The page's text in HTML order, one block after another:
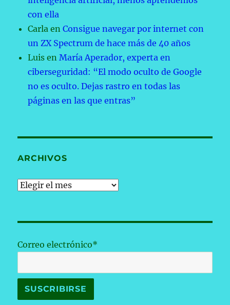
con ella
Carla enConsigue navegar por internet con
un ZX Spectrum de hace más de 40 años
Luis enMaría Aperador, experta en
ciberseguridad: “El modo oculto de Google
no es oculto. Dejas rastro en todas las
páginas en las que entras”
ARCHIVOS
Archivos
Correo electrónico*